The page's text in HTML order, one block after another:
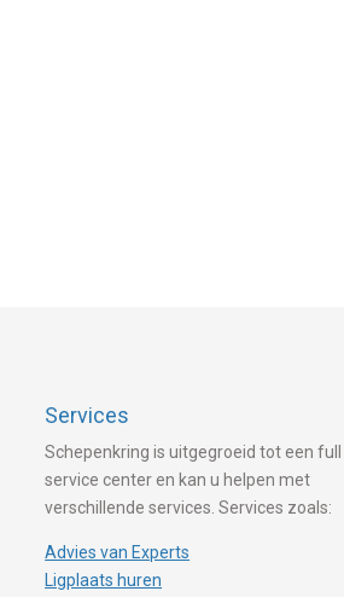
Services
Schepenkring is uitgegroeid tot een full
service center en kan u helpen met
verschillende services. Services zoals:
Advies van Experts
Ligplaats huren